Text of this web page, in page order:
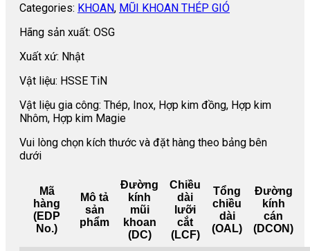
Categories: KHOAN, MŨI KHOAN THÉP GIÓ
Hãng sản xuất: OSG
Xuất xứ: Nhật
Vật liệu: HSSE TiN
Vật liệu gia công: Thép, Inox, Hợp kim đồng, Hợp kim
Nhôm, Hợp kim Magie
Vui lòng chọn kích thước và đặt hàng theo bảng bên
dưới
Mã
hàng
(EDP
No.)
Mô tả
sản
phẩm
Đường
kính
mũi
khoan
(DC)
Chiều
dài
lưỡi
cắt
(LCF)
Tổng
chiều
dài
(OAL)
Đường
kính
cán
(DCON)